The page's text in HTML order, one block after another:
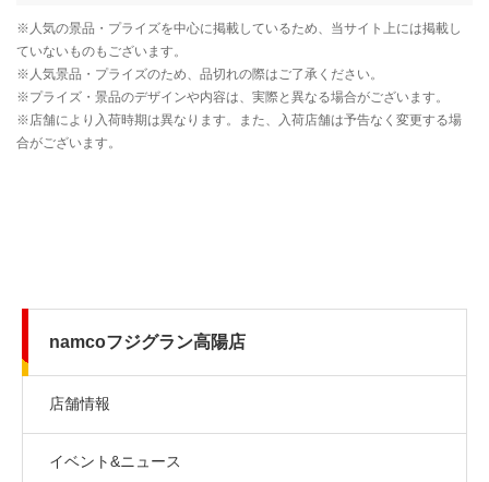
namcoフジグラン高陽店
店舗情報
イベント&ニュース